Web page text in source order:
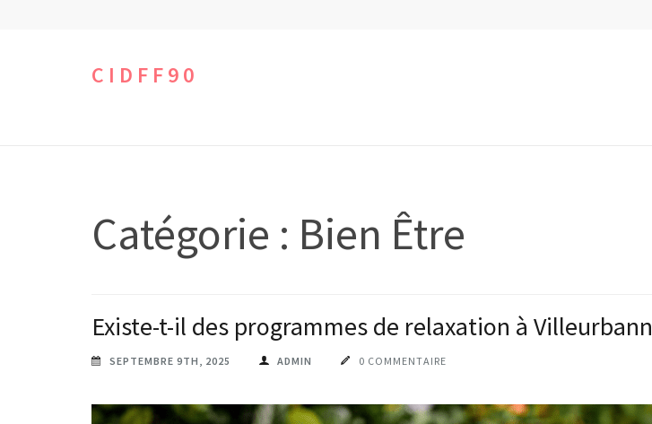
CIDFF90
Catégorie : Bien Être
Existe-t-il des programmes de relaxation à
SEPTEMBRE 9TH, 2025 ADMIN 0 COMMENTAIRE